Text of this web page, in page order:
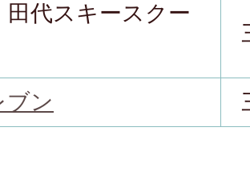
田代スキースクー
ブン